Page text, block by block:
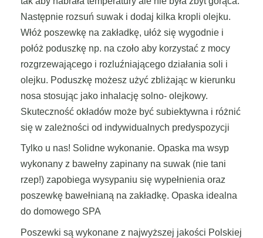
Następnie rozsuń suwak i dodaj kilka kropli olejku.
Włóż poszewkę na zakładkę, ułóż się wygodnie i
połóż poduszkę np. na czoło aby korzystać z mocy
rozgrzewającego i rozluźniającego działania soli i
olejku. Poduszkę możesz użyć zbliżając w kierunku
nosa stosując jako inhalację solno- olejkowy.
Skuteczność okładów może być subiektywna i różnić
się w zależności od indywidualnych predyspozycji
Tylko u nas! Solidne wykonanie. Opaska ma wsyp
wykonany z bawełny zapinany na suwak (nie tani
rzep!) zapobiega wysypaniu się wypełnienia oraz
poszewkę bawełnianą na zakładkę. Opaska idealna
do domowego SPA
Poszewki są wykonane z najwyższej jakości Polskiej